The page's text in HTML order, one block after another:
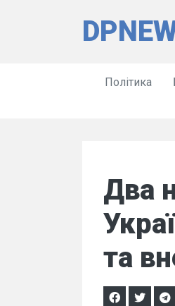
Політика
Два
та